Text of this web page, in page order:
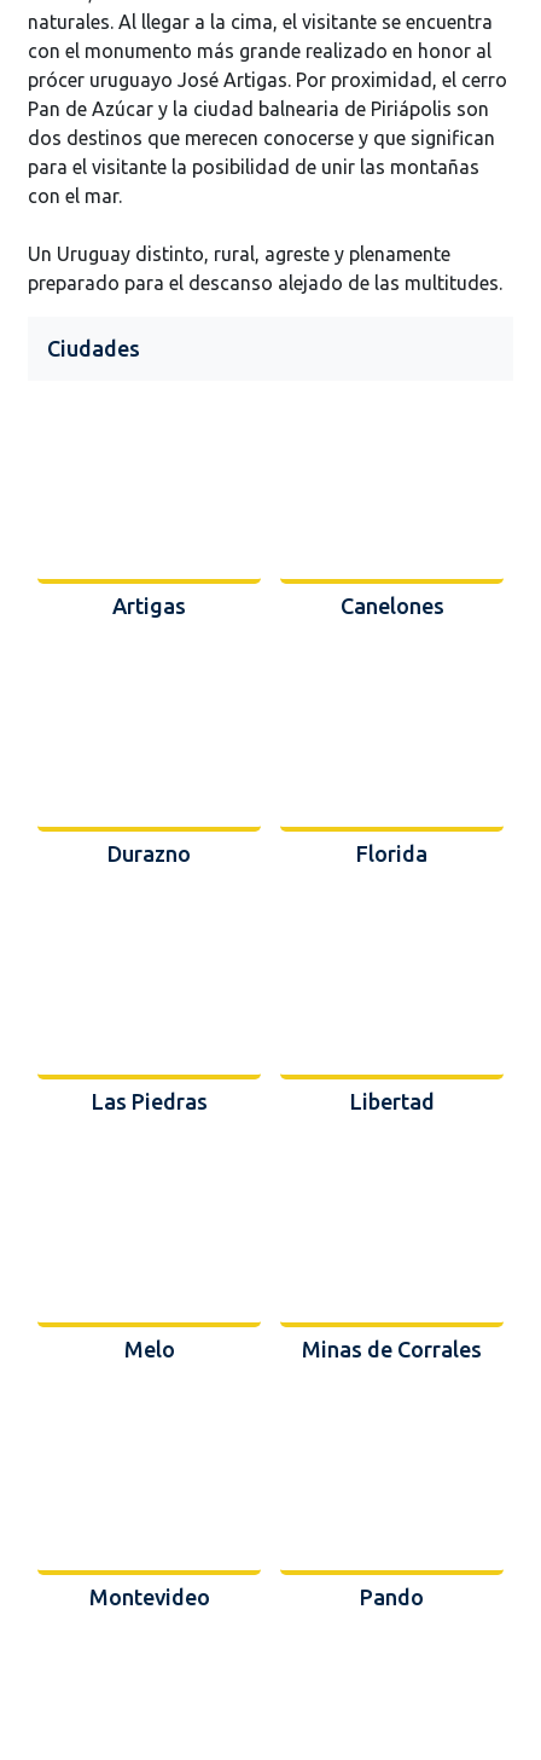
naturales. Al llegar a la cima, el visitante se encuentra
con el monumento más grande realizado en honor al
prócer uruguayo José Artigas. Por proximidad, el cerro
Pan de Azúcar y la ciudad balnearia de Piriápolis son
dos destinos que merecen conocerse y que significan
para el visitante la posibilidad de unir las montañas
con el mar.
Un Uruguay distinto, rural, agreste y plenamente
preparado para el descanso alejado de las multitudes.
Ciudades
Artigas Canelones
Durazno Florida
Las Piedras Libertad
Melo Minas de Corrales
Montevideo Pando